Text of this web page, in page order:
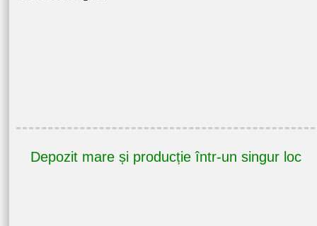
Depozit mare și producție într-un singur loc